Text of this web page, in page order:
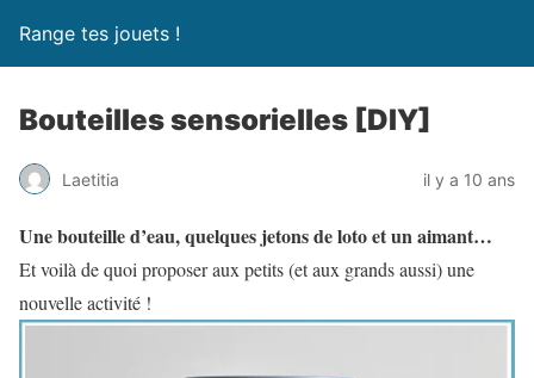
Range tes jouets !
Bouteilles sensorielles [DIY]
Laetitia il y a 10 ans
Une bouteille d’eau, quelques jetons de loto et un aimant…
Et voilà de quoi proposer aux petits (et aux grands aussi) une
nouvelle activité !